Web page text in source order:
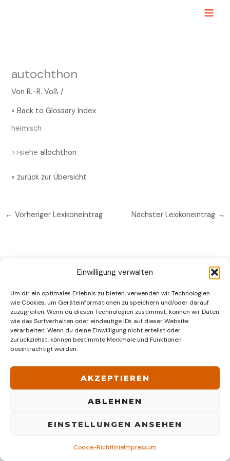
Einwilligung verwalten
Um dir ein optimales Erlebnis zu bieten, verwenden wir Technologien
wie Cookies, um Geräteinformationen zu speichern und/oder darauf
zuzugreifen. Wenn du diesen Technologien zustimmst, können wir Daten
wie das Surfverhalten oder eindeutige IDs auf dieser Website
verarbeiten. Wenn du deine Einwilligung nicht erteilst oder
zurückziehst, können bestimmte Merkmale und Funktionen
beeinträchtigt werden.
AKZEPTIEREN
ABLEHNEN
EINSTELLUNGEN ANSEHEN
Cookie-RichtlinieImpressum
autochthon
VonR.-R. Voß/
« Back to Glossary Index
heimisch
>>sieheallochthon
« zurück zur Übersicht
← Vorheriger Lexikoneintrag Nächster Lexikoneintrag →
Mein Blog
Fischerprüfung
Suche
Impressum, Disclaimer Cookie-Richtlinie